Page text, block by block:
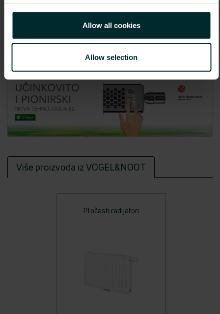
Allow all cookies
Allow selection
Test
Više proizvoda iz VOGEL&NOOT
Pločasti radijatori